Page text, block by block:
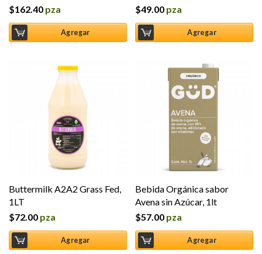
$162.40 pza
Agregar
$49.00 pza
Agregar
Buttermilk A2A2 Grass Fed,
1LT
$72.00 pza
Agregar
Bebida Orgánica sabor
Avena sin Azúcar, 1lt
$57.00 pza
Agregar